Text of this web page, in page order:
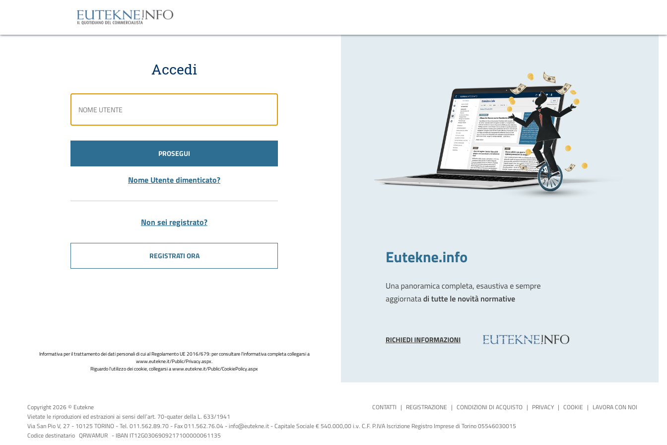
Accedi
PROSEGUI
Nome Utente dimenticato?
Non sei registrato?
REGISTRATI ORA
Informativa per il trattamento dei dati personali di cui al Regolamento UE 2016/679: per consultare l'informativa completa collegarsi a
www.eutekne.it/Public/Privacy.aspx.
Riguardo l'utilizzo dei cookie, collegarsi awww.eutekne.it/Public/CookiePolicy.aspx
Copyright 2026 © Eutekne
Vietate le riproduzioni ed estrazioni ai sensi dell’art. 70-quater della L. 633/1941
CONTATTI | REGISTRAZIONE | CONDIZIONI DI ACQUISTO | PRIVACY | COOKIE | LAVORA CON NOI
Via San Pio V, 27 - 10125 TORINO - Tel. 011.562.89.70 - Fax 011.562.76.04 - info@eutekne.it - Capitale Sociale € 540.000,00 i.v. C.F. P.IVA Iscrizione Registro Imprese di Torino 05546030015
Codice destinatario QRWAMUR - IBAN IT12G0306909217100000061135